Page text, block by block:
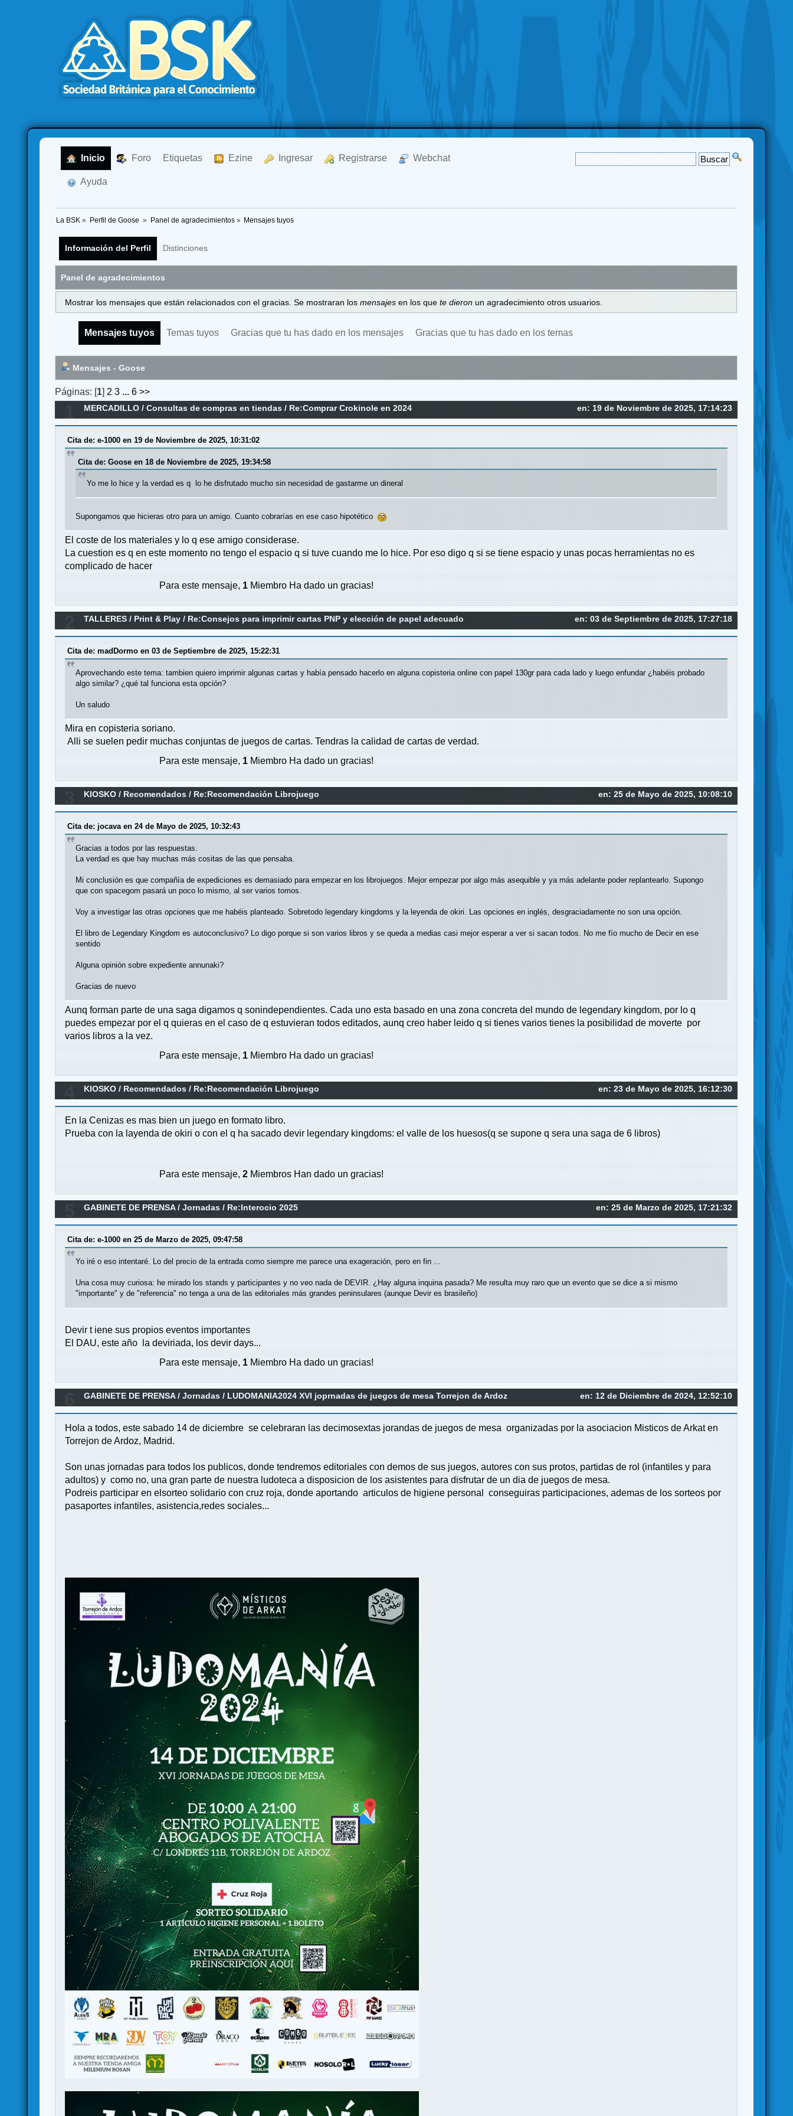
Inicio Foro Etiquetas Ezine Ingresar Registrarse Webchat
Ayuda
La BSK » Perfil de Goose » Panel de agradecimientos» Mensajes tuyos
Información del Perfil Distinciones
Panel de agradecimientos
Mostrar los mensajes que están relacionados con el gracias. Se mostraran los mensajes en los que te dieron un agradecimiento otros usuarios.
Mensajes tuyos Temas tuyos Gracias que tu has dado en los mensajes Gracias que tu has dado en los temas
Mensajes - Goose
Páginas: [1] 2 3 ...6 >>
en: 19 de Noviembre de 2025, 17:14:23
MERCADILLO /Consultas de compras en tiendas / Re:Comprar Crokinole en 2024
Cita de: e-1000 en 19 de Noviembre de 2025, 10:31:02
Cita de: Goose en 18 de Noviembre de 2025, 19:34:58
Yo me lo hice y la verdad es q lo he disfrutado mucho sin necesidad de gastarme un dineral
Supongamos que hicieras otro para un amigo. Cuanto cobrarías en ese caso hipotético
El coste de los materiales y lo q ese amigo considerase.
La cuestion es q en este momento no tengo el espacio q si tuve cuando me lo hice. Por eso digo q si se tiene espacio y unas pocas herramientas no es
complicado de hacer
Para este mensaje, 1 Miembro Ha dado un gracias!
en: 03 de Septiembre de 2025, 17:27:18
TALLERES / Print & Play / Re:Consejos para imprimir cartas PNP y elección de papel adecuado
Cita de: madDormo en 03 de Septiembre de 2025, 15:22:31
Aprovechando este tema: tambien quiero imprimir algunas cartas y había pensado hacerlo en alguna copisteria online con papel 130gr para cada lado y luego enfundar ¿habéis probado
algo similar? ¿qué tal funciona esta opción?
Un saludo
Mira en copisteria soriano.
Alli se suelen pedir muchas conjuntas de juegos de cartas. Tendras la calidad de cartas de verdad.
Para este mensaje, 1 Miembro Ha dado un gracias!
en: 25 de Mayo de 2025, 10:08:10
KIOSKO / Recomendados / Re:Recomendación Librojuego
Cita de: jocava en 24 de Mayo de 2025, 10:32:43
Gracias a todos por las respuestas.
La verdad es que hay muchas más cositas de las que pensaba.
Mi conclusión es que compañía de expediciones es demasiado para empezar en los librojuegos. Mejor empezar por algo más asequible y ya más adelante poder replantearlo. Supongo
que con spacegom pasará un poco lo mismo, al ser varios tomos.
Voy a investigar las otras opciones que me habéis planteado. Sobretodo legendary kingdoms y la leyenda de okiri. Las opciones en inglés, desgraciadamente no son una opción.
El libro de Legendary Kingdom es autoconclusivo? Lo digo porque si son varios libros y se queda a medias casi mejor esperar a ver si sacan todos. No me fío mucho de Decir en ese
sentido
Alguna opinión sobre expediente annunaki?
Gracias de nuevo
Aunq forman parte de una saga digamos q sonindependientes. Cada uno esta basado en una zona concreta del mundo de legendary kingdom, por lo q
puedes empezar por el q quieras en el caso de q estuvieran todos editados, aunq creo haber leido q si tienes varios tienes la posibilidad de moverte por
varios libros a la vez.
Para este mensaje, 1 Miembro Ha dado un gracias!
en: 23 de Mayo de 2025, 16:12:30
KIOSKO / Recomendados / Re:Recomendación Librojuego
En la Cenizas es mas bien un juego en formato libro.
Prueba con la layenda de okiri o con el q ha sacado devir legendary kingdoms: el valle de los huesos(q se supone q sera una saga de 6 libros)
Para este mensaje,2 Miembros Han dado un gracias!
en: 25 de Marzo de 2025, 17:21:32
GABINETE DE PRENSA/Jornadas / Re:Interocio 2025
Cita de: e-1000 en 25 de Marzo de 2025, 09:47:58
Yo iré o eso intentaré. Lo del precio de la entrada como siempre me parece una exageración, pero en fin ...
Una cosa muy curiosa: he mirado los stands y participantes y no veo nada de DEVIR. ¿Hay alguna inquina pasada? Me resulta muy raro que un evento que se dice a si mismo
"importante" y de "referencia" no tenga a una de las editoriales más grandes peninsulares (aunque Devir es brasileño)
Devir t iene sus propios eventos importantes
El DAU, este año la deviriada, los devir days...
Para este mensaje, 1 Miembro Ha dado un gracias!
en: 12 de Diciembre de 2024, 12:52:10
GABINETE DE PRENSA/Jornadas / LUDOMANIA2024 XVI joprnadas de juegos de mesa Torrejon de Ardoz
Hola a todos, este sabado 14 de diciembre se celebraran las decimosextas jorandas de juegos de mesa organizadas por la asociacion Misticos de Arkat en
Torrejon de Ardoz, Madrid.
Son unas jornadas para todos los publicos, donde tendremos editoriales con demos de sus juegos, autores con sus protos, partidas de rol (infantiles y para
adultos) y como no, una gran parte de nuestra ludoteca a disposicion de los asistentes para disfrutar de un dia de juegos de mesa.
Podreis participar en elsorteo solidario con cruz roja, donde aportando articulos de higiene personal conseguiras participaciones, ademas de los sorteos por
pasaportes infantiles, asistencia,redes sociales...